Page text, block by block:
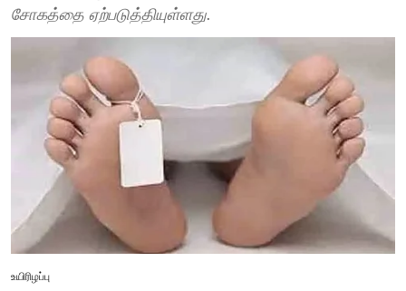
சோகத்தை ஏற்படுத்தியுள்ளது.
உயிரிழப்பு